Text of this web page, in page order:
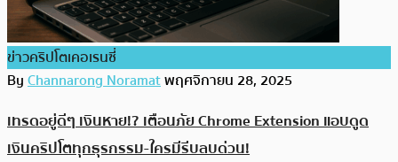
ข่าวคริปโตเคอเรนซี่
ByChannarong Noramatพฤศจิกายน 28, 2025
เทรดอยู่ดีๆ เงินหาย!? เตือนภัย Chrome Extension แอบดูด
เงินคริปโตทุกธุรกรรม-ใครมีรีบลบด่วน!